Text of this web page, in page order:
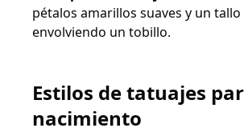
pétalos amarillos suaves y un
envolviendo un tobillo.
Estilos de tatuajes
nacimiento